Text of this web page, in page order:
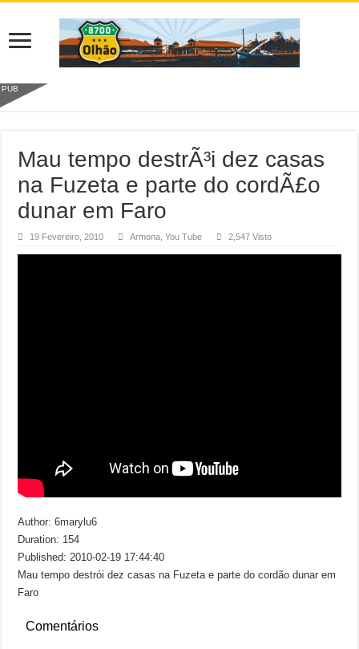
PUB
Mau tempo destrÃ³i dez casas
na Fuzeta e parte do cordÃ£o
dunar em Faro
19 Fevereiro, 2010 Armona ,You Tube 2,547 Visto
Author: 6marylu6
Duration: 154
Published: 2010-02-19 17:44:40
Mau tempo destrói dez casas na Fuzeta e parte do cordão dunar em
Faro
Comentários